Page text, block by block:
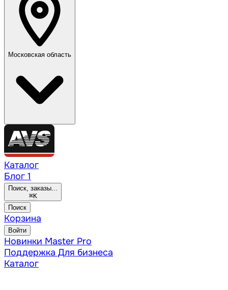
Московская область
Каталог
Блог 1
Поиск, заказы...
⌘K
Поиск
Корзина
Войти
Новинки Master Pro
Поддержка Для бизнеса
Каталог